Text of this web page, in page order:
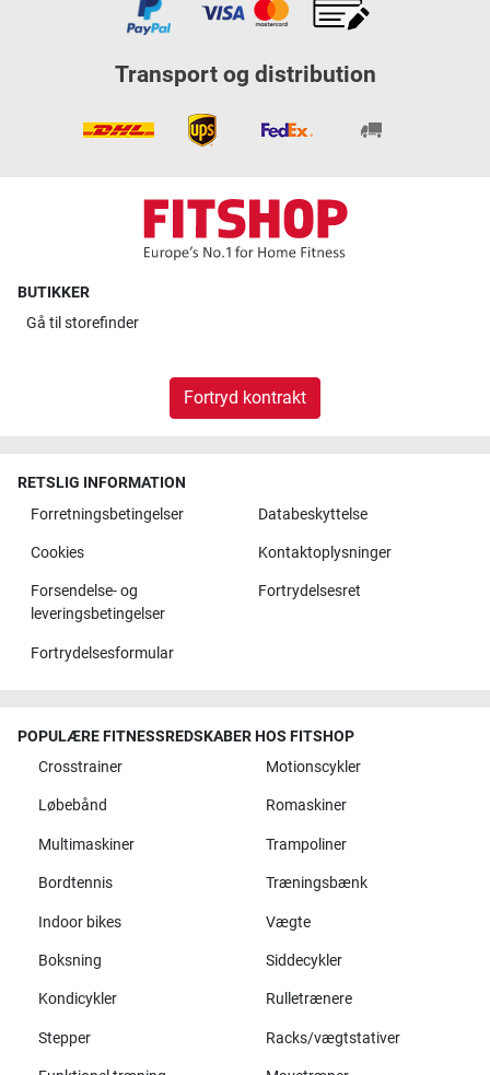
Transport og distribution
BUTIKKER
Gå til storefinder
Fortryd kontrakt
RETSLIG INFORMATION
Forretningsbetingelser
Databeskyttelse
Cookies Kontaktoplysninger
Forsendelse- og
leveringsbetingelser
Fortrydelsesret
Fortrydelsesformular
POPULÆRE FITNESSREDSKABER HOS FITSHOP
Crosstrainer
Motionscykler
Løbebånd Romaskiner
Multimaskiner Trampoliner
Bordtennis Træningsbænk
Indoor bikes Vægte
Boksning Siddecykler
Kondicykler Rulletrænere
Stepper Racks/vægtstativer